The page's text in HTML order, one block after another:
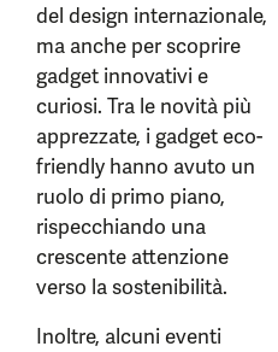
del design internazionale,
ma anche per scoprire
gadget innovativi e
curiosi. Tra le novità più
apprezzate, i gadget eco-
friendly hanno avuto un
ruolo di primo piano,
rispecchiando una
crescente attenzione
verso la sostenibilità.
Inoltre, alcuni eventi